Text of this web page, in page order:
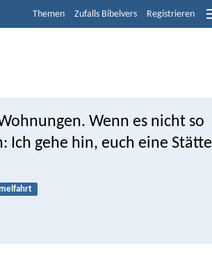
Themen Zufalls Bibelvers Registrieren
Wenn es nicht so
Ich gehe hin, euch eine Stätte